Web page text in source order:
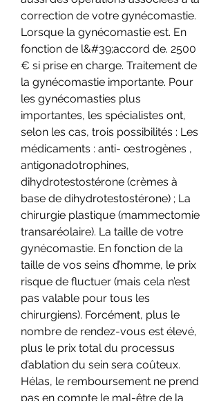
correction de votre gynécomastie.
Lorsque la gynécomastie est. En
fonction de l&#39;accord de. 2500
€ si prise en charge. Traitement de
la gynécomastie importante. Pour
les gynécomasties plus
importantes, les spécialistes ont,
selon les cas, trois possibilités : Les
médicaments : anti- œstrogènes ,
antigonadotrophines,
dihydrotestostérone (crèmes à
base de dihydrotestostérone) ; La
chirurgie plastique (mammectomie
transaréolaire). La taille de votre
gynécomastie. En fonction de la
taille de vos seins d’homme, le prix
risque de fluctuer (mais cela n’est
pas valable pour tous les
chirurgiens). Forcément, plus le
nombre de rendez-vous est élevé,
plus le prix total du processus
d’ablation du sein sera coûteux.
Hélas, le remboursement ne prend
pas en compte le mal-être de la